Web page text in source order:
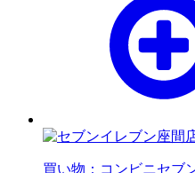
買い物：コンビニセブ